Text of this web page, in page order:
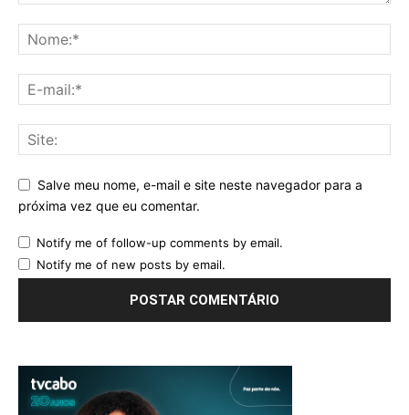
Salve meu nome, e-mail e site neste navegador para a
próxima vez que eu comentar.
Notify me of follow-up comments by email.
Notify me of new posts by email.